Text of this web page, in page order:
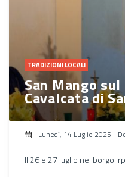
TRADIZIONI LOCALI
San Mango
Cavalcata di
Lunedì, 14 Luglio 2025 -
Il 26 e 27 luglio nel borgo